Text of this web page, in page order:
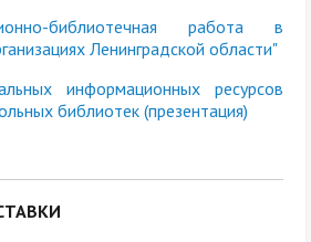
библиотечная работа в
Ленинградской области"
информационных ресурсов
библиотек (презентация)